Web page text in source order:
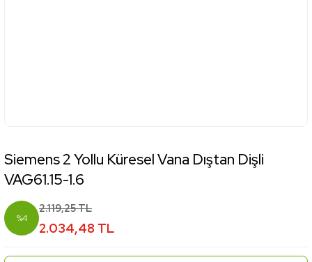
Siemens 2 Yollu Küresel Vana Dıştan Dişli
VAG61.15-1.6
%4
2.119,25 TL
2.034,48 TL